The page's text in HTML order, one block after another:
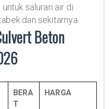
untuk saluran air di
dan sekitarnya.
Beton
BERA
T
HARGA